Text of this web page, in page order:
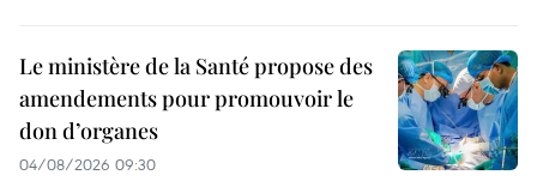
Le ministère de la Santé propose des
amendements pour promouvoir le
don d’organes
04/08/2026 09:30